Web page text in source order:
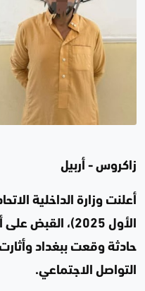
زاكروس - أربيل
الأول 2025)،
حادثة وقعت ببغداد
التواصل الاجتماعي.